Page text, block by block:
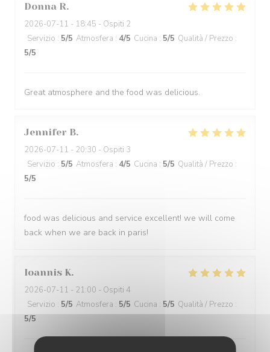
Donna R
2026-07-11 - 18:45 - Ospiti 2
Servizio : 5/5 Atmosfera : 4/5 Cucina : 5/5 Qualità / Prezzo :
5/5
Great atmosphere and the food was delicious.
Jennifer B
2026-07-11 - 20:30 - Ospiti 3
Servizio : 5/5 Atmosfera : 4/5 Cucina : 5/5 Qualità / Prezzo :
5/5
food was delicious and service excellent! we will come
back when we are back in paris!
Ioannis K
2026-07-11 - 21:00 - Ospiti 4
Servizio : 5/5 Atmosfera : 5/5 Cucina : 5/5 Qualità / Prezzo :
5/5